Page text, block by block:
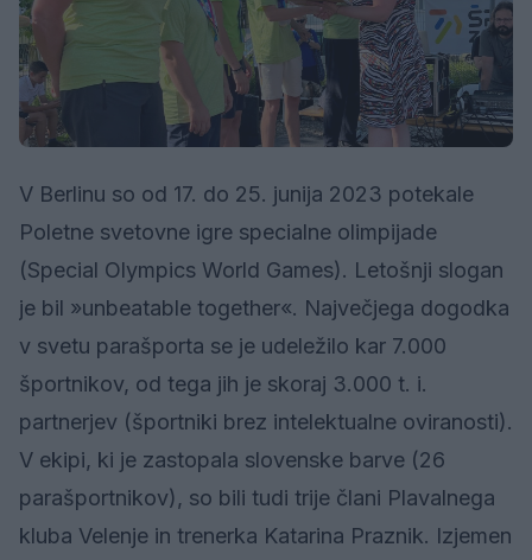
V Berlinu so od 17. do 25. junija 2023 potekale
Poletne svetovne igre specialne olimpijade
(Special Olympics World Games). Letošnji slogan
je bil »unbeatable together«. Največjega dogodka
v svetu parašporta se je udeležilo kar 7.000
športnikov, od tega jih je skoraj 3.000 t. i.
partnerjev (športniki brez intelektualne oviranosti).
V ekipi, ki je zastopala slovenske barve (26
parašportnikov), so bili tudi trije člani Plavalnega
kluba Velenje in trenerka Katarina Praznik. Izjemen